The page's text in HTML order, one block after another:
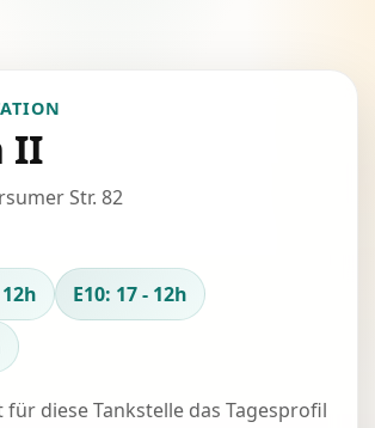
II
Str. 82
E10: 17 - 12h
für diese Tankstelle das Tagesprofil